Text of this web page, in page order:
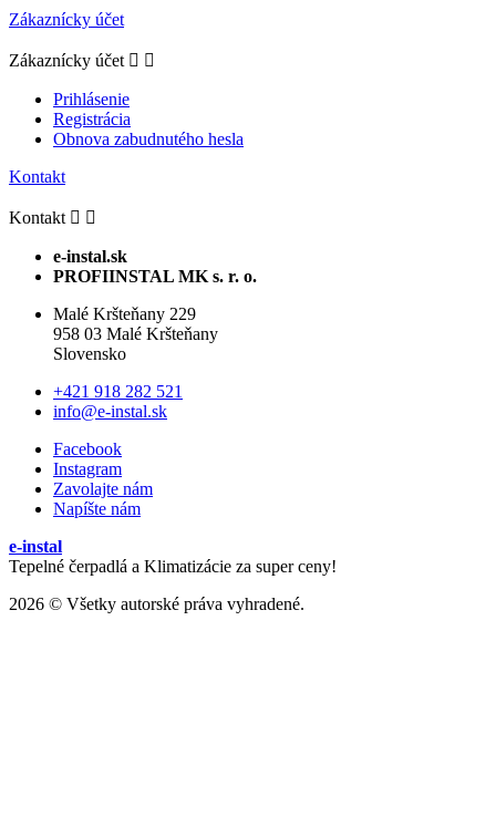
Zákaznícky účet
Zákaznícky účet  
Prihlásenie
Registrácia
Obnova zabudnutého hesla
Kontakt
Kontakt  
e-instal.sk
PROFIINSTAL MK s. r. o.
Malé Kršteňany 229
958 03 Malé Kršteňany
Slovensko
+421 918 282 521
info@e-instal.sk
Facebook
Instagram
Zavolajte nám
Napíšte nám
e-instal
Tepelné čerpadlá a Klimatizácie za super ceny!
2026 © Všetky autorské práva vyhradené.